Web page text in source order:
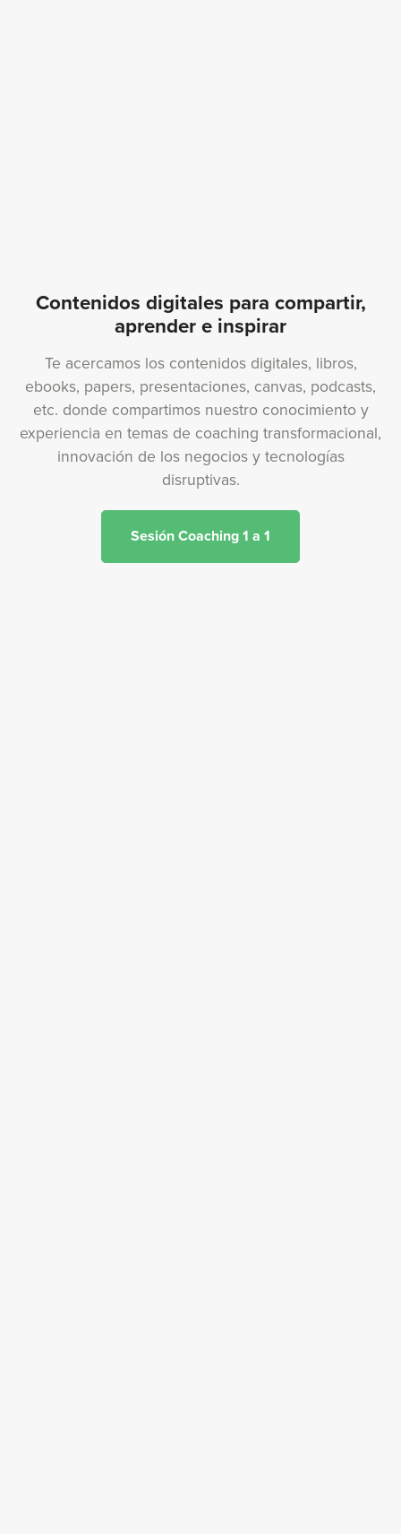
Contenidos digitales para compartir,
aprender e inspirar
Te acercamos los contenidos digitales, libros,
ebooks, papers, presentaciones, canvas, podcasts,
etc. donde compartimos nuestro conocimiento y
experiencia en temas de coaching transformacional,
innovación de los negocios y tecnologías
disruptivas.
Sesión Coaching 1 a 1